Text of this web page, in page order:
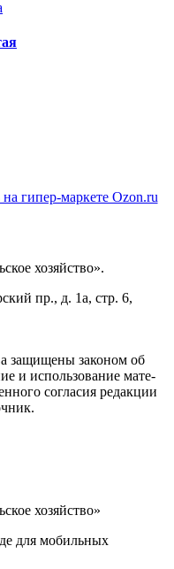
хозяйство».
пр., д. 1а, стр. 6,
защи­ще­ны зако­ном об
и исполь­зо­ва­ние мате­
согла­сия редак­ции
хозяйство»
для мобильных